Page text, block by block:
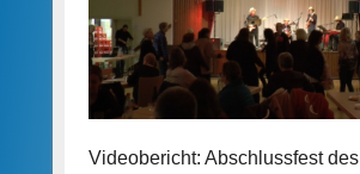
Videobericht: Abschlussfest des